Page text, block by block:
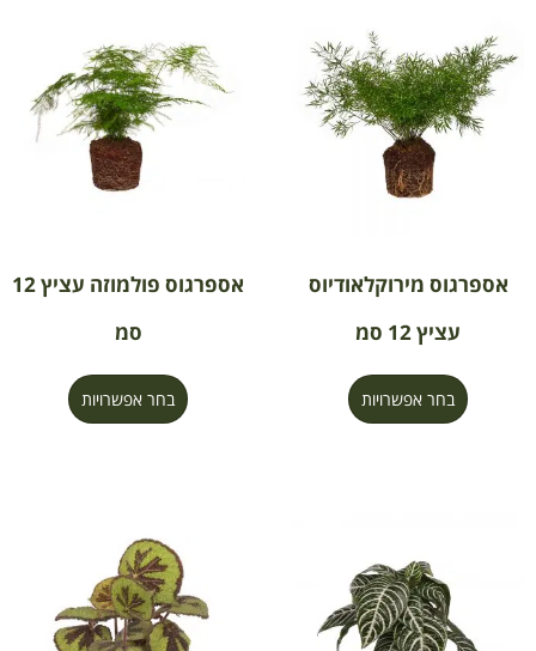
אספרגוס מירוקלאודיוס
עציץ 12 סמ
בחר אפשרויות
אספרגוס פולמוזה עציץ 12
סמ
בחר אפשרויות